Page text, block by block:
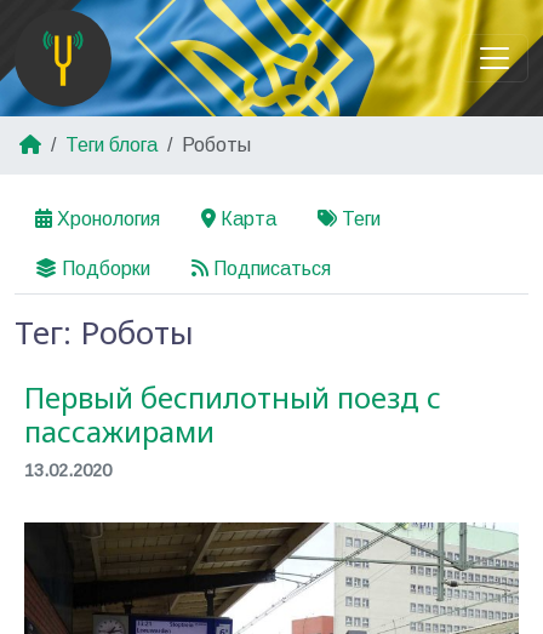
Теги блога Роботы
Хронология Карта Теги
Подборки Подписаться
Тег: Роботы
Первый беспилотный поезд с
пассажирами
13.02.2020